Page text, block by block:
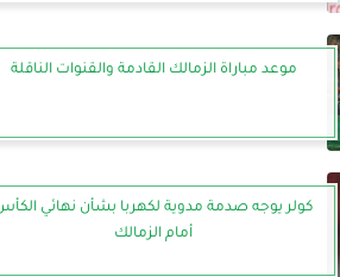
موعد مباراة الزمالك القادمة والقنوات الناقلة
كولر يوجه صدمة مدوية لكهربا بشأن نهائي
أمام الزمالك